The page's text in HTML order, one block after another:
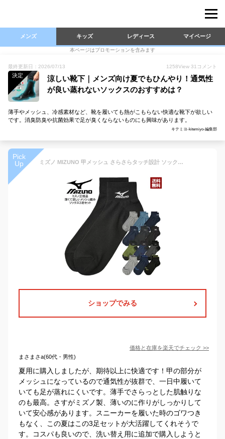
メンズ キッズ レディース マイページ
本ページはプロモーションを含みます
最終更新日：2026/07/13 1258View 31 コメント
決定
涼しい靴下｜メンズ向け夏でもひんやり！通気性
が良い蒸れないソックスのおすすめは？
薄手やメッシュ、冷感素材など、靴を履いても熱がこもらない快適な靴下が欲しい
です。消臭防臭や抗菌効果で足が臭くならないものにも興味があります。
キテミヨ-kitemiyo-編集部
Pick
Up
ミズノ MIZUNO 甲メッシュ さらさらタッチ設計 ソックス 3足組 メンズ ショートソックス 薄地 3P 夏 靴下 正規品【Z6B】【パケ3】
ショップでみる
価格と在庫を楽天でチェック >>
まさまさa(60代・男性)
夏用に購入しましたが、期待以上に快適です！甲の部分が
メッシュになっているので通気性が抜群で、一日中履いて
いても足が蒸れにくいです。薄手でさらっとした肌触りな
のも最高。さすがミズノ製、薄いのに作りがしっかりして
いて安心感があります。スニーカーを履いた時のゴワつき
もなく、この夏はこの3足セットが大活躍してくれそうで
す。コスパも良いので、洗い替え用に追加で購入しようと